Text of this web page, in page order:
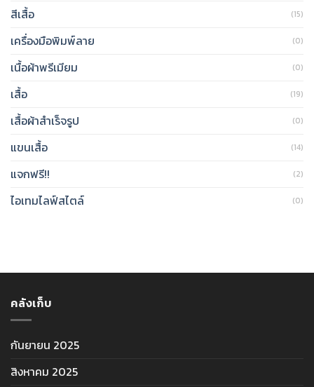
สีเสื้อ (15)
เครื่องมือพิมพ์ลาย (0)
เนื้อผ้าพรีเมียม (0)
เสื้อ (19)
เสื้อผ้าสำเร็จรูป (0)
แขนเสื้อ (14)
แจกฟรี!! (2)
ไอเทมไลฟ์สไตล์ (0)
คลังเก็บ
กันยายน 2025
สิงหาคม 2025